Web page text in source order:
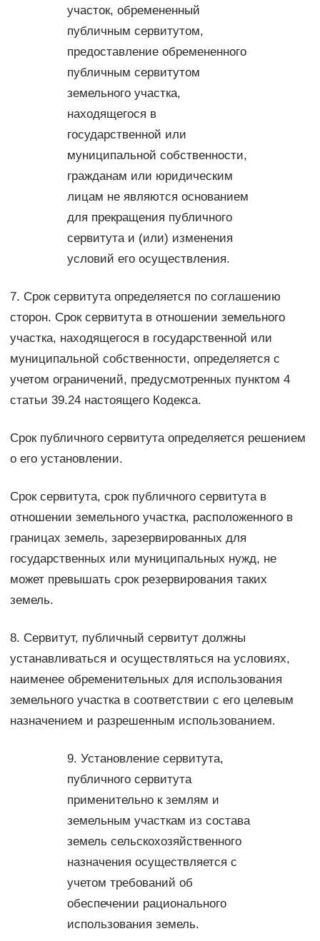
участок, обремененный
публичным сервитутом,
предоставление обремененного
публичным сервитутом
земельного участка,
находящегося в
государственной или
муниципальной собственности,
гражданам или юридическим
лицам не являются основанием
для прекращения публичного
сервитута и (или) изменения
условий его осуществления.
7. Срок сервитута определяется по соглашению
сторон. Срок сервитута в отношении земельного
участка, находящегося в государственной или
муниципальной собственности, определяется с
учетом ограничений, предусмотренных пунктом 4
статьи 39.24 настоящего Кодекса.
Срок публичного сервитута определяется решением
о его установлении.
Срок сервитута, срок публичного сервитута в
отношении земельного участка, расположенного в
границах земель, зарезервированных для
государственных или муниципальных нужд, не
может превышать срок резервирования таких
земель.
8. Сервитут, публичный сервитут должны
устанавливаться и осуществляться на условиях,
наименее обременительных для использования
земельного участка в соответствии с его целевым
назначением и разрешенным использованием.
9. Установление сервитута,
публичного сервитута
применительно к землям и
земельным участкам из состава
земель сельскохозяйственного
назначения осуществляется с
учетом требований об
обеспечении рационального
использования земель.